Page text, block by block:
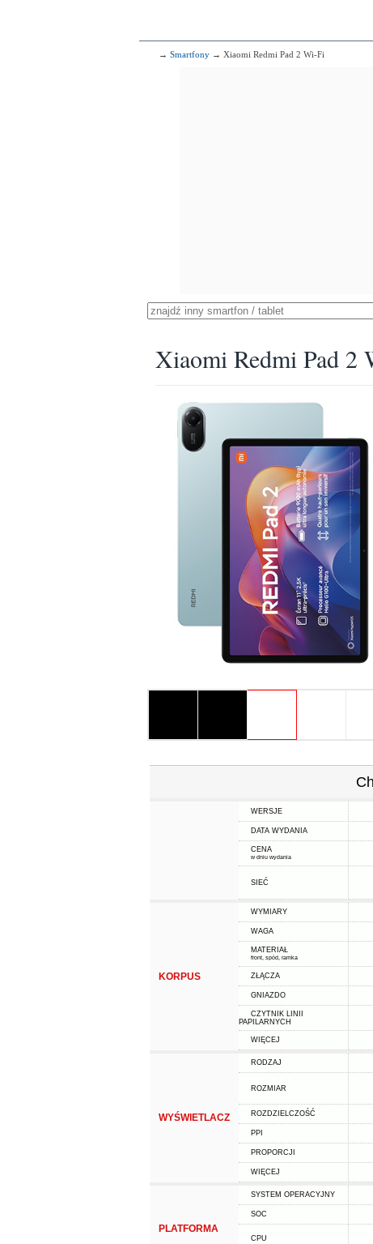
→ Smartfony → Xiaomi Redmi Pad 2 Wi-Fi
Xiaomi Redmi Pad 2
WERSJE
DATA WYDANIA
CENA
w dniu wydania
SIEĆ
KORPUS
WYMIARY
WAGA
MATERIAŁ
front, spód, ramka
ZŁĄCZA
GNIAZDO
CZYTNIK LINII
PAPILARNYCH
WIĘCEJ
WYŚWIETLACZ
RODZAJ
ROZMIAR
ROZDZIELCZOŚĆ
PPI
PROPORCJI
WIĘCEJ
PLATFORMA
SYSTEM OPERACYJNY
SOC
CPU